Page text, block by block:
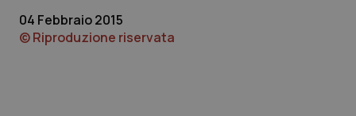
Toscana
Obesità
04 Febbraio 2015
© Riproduzione riservata